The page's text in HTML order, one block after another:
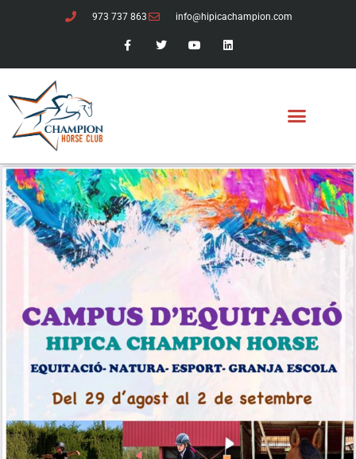
973 737 863 info@hipicachampion.com